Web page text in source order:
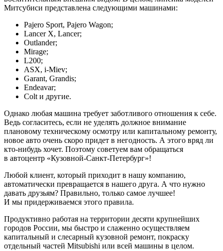
Митсубиси представлена следующими машинами:
Pajero Sport, Pajero Wagon;
Lancer X, Lancer;
Outlander;
Mirage;
L200;
ASX, i-Miev;
Garant, Grandis;
Endeavar;
Colt и другие.
Однако любая машина требует заботливого отношения к себе.
Ведь согласитесь, если не уделять должное внимание
плановому техническому осмотру или капитальному ремонту,
новое авто очень скоро придет в негодность. А этого вряд ли
кто-нибудь хочет. Поэтому советуем вам обращаться
в автоцентр «Кузовной-Санкт-Петербург»!
Любой клиент, который приходит в нашу компанию,
автоматически превращается в нашего друга. А что нужно
давать друзьям? Правильно, только самое лучшее!
И мы придерживаемся этого правила.
Продуктивно работая на территории десяти крупнейших
городов России, мы быстро и слаженно осуществляем
капитальный и слесарный кузовной ремонт, покраску
отдельный частей Mitsubishi или всей машины в целом.